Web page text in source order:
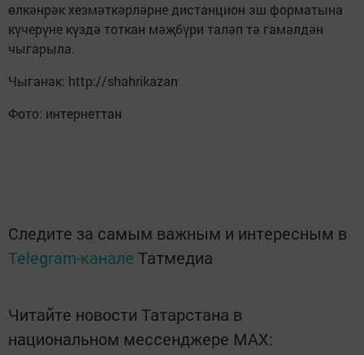
өлкәнрәк хезмәткәрләрне дистанцион эш форматына
күчерүне күздә тоткан мәҗбүри таләп тә гамәлдән
чыгарыла.
Чыганак: http://shahrikazan
Фото: интернеттан
Следите за самым важным и интересным в
Telegram-канале Татмедиа
Читайте новости Татарстана в
национальном мессенджере MАХ: